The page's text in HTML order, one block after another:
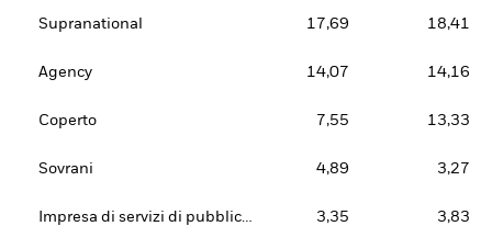
Supranational 17,69 18,41
Agency 14,07 14,16
Coperto 7,55 13,33
Sovrani 4,89 3,27
Impresa di servizi di pubblica utilità 3,35 3,83